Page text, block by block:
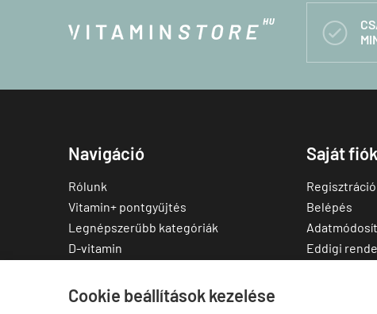
Cookie beállítások kezelése

Navigáció
Rólunk
Vitamin+ pontgyűjtés
Legnépszerűbb kategóriák
D-vitamin
Multivitamin
Saját fiók
Regisztráció
Belépés
Eddigi